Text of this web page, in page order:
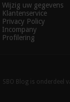
Wijzig uw gegevens
Klantenservice
Privacy Policy
Incompany
Profilering
SBO Blog is onderdeel